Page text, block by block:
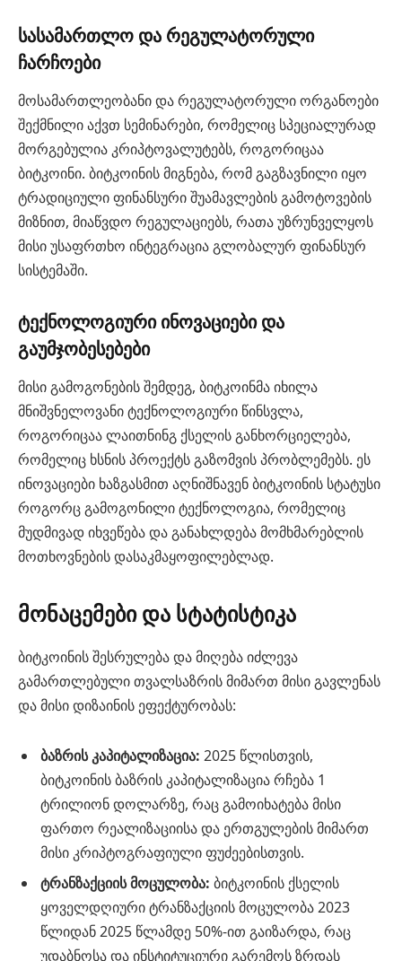
სასამართლო და რეგულატორული
ჩარჩოები
მოსამართლეობანი და რეგულატორული ორგანოები
შექმნილი აქვთ სემინარები, რომელიც სპეციალურად
მორგებულია კრიპტოვალუტებს, როგორიცაა
ბიტკოინი. ბიტკოინის მიგნება, რომ გაგზავნილი იყო
ტრადიციული ფინანსური შუამავლების გამოტოვების
მიზნით, მიაწვდო რეგულაციებს, რათა უზრუნველყოს
მისი უსაფრთხო ინტეგრაცია გლობალურ ფინანსურ
სისტემაში.
ტექნოლოგიური ინოვაციები და
გაუმჯობესებები
მისი გამოგონების შემდეგ, ბიტკოინმა იხილა
მნიშვნელოვანი ტექნოლოგიური წინსვლა,
როგორიცაა ლაითნინგ ქსელის განხორციელება,
რომელიც ხსნის პროექტს გაზომვის პრობლემებს. ეს
ინოვაციები ხაზგასმით აღნიშნავენ ბიტკოინის სტატუსი
როგორც გამოგონილი ტექნოლოგია, რომელიც
მუდმივად იხვეწება და განახლდება მომხმარებლის
მოთხოვნების დასაკმაყოფილებლად.
მონაცემები და სტატისტიკა
ბიტკოინის შესრულება და მიღება იძლევა
გამართლებული თვალსაზრის მიმართ მისი გავლენას
და მისი დიზაინის ეფექტურობას:
ბაზრის კაპიტალიზაცია: 2025 წლისთვის,
ბიტკოინის ბაზრის კაპიტალიზაცია რჩება 1
ტრილიონ დოლარზე, რაც გამოიხატება მისი
ფართო რეალიზაციისა და ერთგულების მიმართ
მისი კრიპტოგრაფიული ფუძეებისთვის.
ტრანზაქციის მოცულობა: ბიტკოინის ქსელის
ყოველდღიური ტრანზაქციის მოცულობა 2023
წლიდან 2025 წლამდე 50%-ით გაიზარდა, რაც
უდაბნოსა და ინსტიტუციური გარემოს ზრდას